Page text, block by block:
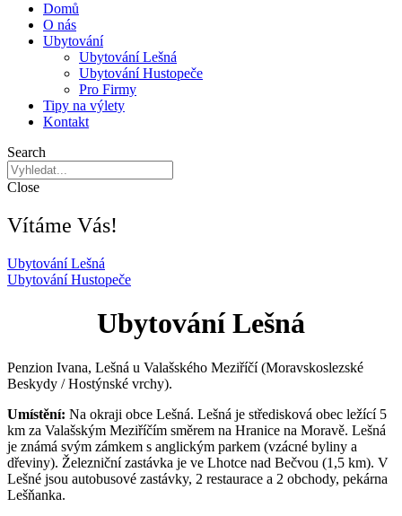
Domů
O nás
Ubytování
Ubytování Lešná
Ubytování Hustopeče
Pro Firmy
Tipy na výlety
Kontakt
Search
Close
Vítáme Vás!
Ubytování Lešná
Ubytování Hustopeče
Ubytování Lešná
Penzion Ivana, Lešná u Valašského Meziříčí (Moravskoslezské
Beskydy / Hostýnské vrchy).
Umístění: Na okraji obce Lešná. Lešná je středisková obec ležící 5
km za Valašským Meziříčím směrem na Hranice na Moravě. Lešná
je známá svým zámkem s anglickým parkem (vzácné byliny a
dřeviny). Železniční zastávka je ve Lhotce nad Bečvou (1,5 km). V
Lešné jsou autobusové zastávky, 2 restaurace a 2 obchody, pekárna
Lešňanka.